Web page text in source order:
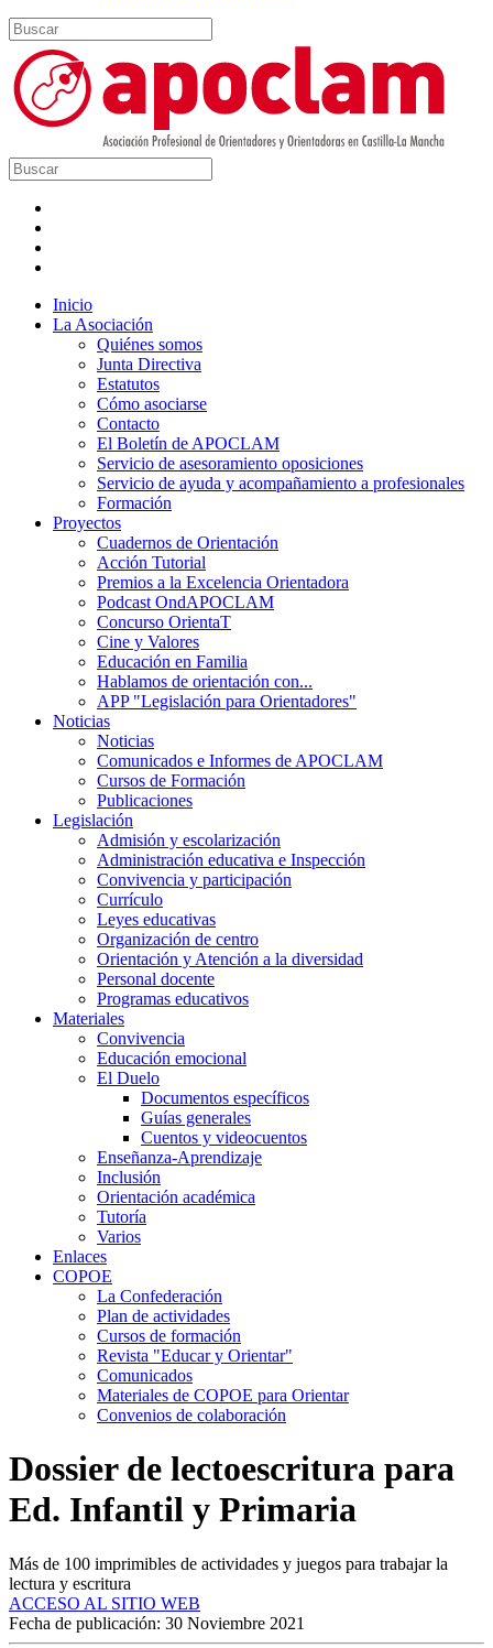
Inicio
La Asociación
Quiénes somos
Junta Directiva
Estatutos
Cómo asociarse
Contacto
El Boletín de APOCLAM
Servicio de asesoramiento oposiciones
Servicio de ayuda y acompañamiento a profesionales
Formación
Proyectos
Cuadernos de Orientación
Acción Tutorial
Premios a la Excelencia Orientadora
Podcast OndAPOCLAM
Concurso OrientaT
Cine y Valores
Educación en Familia
Hablamos de orientación con...
APP "Legislación para Orientadores"
Noticias
Noticias
Comunicados e Informes de APOCLAM
Cursos de Formación
Publicaciones
Legislación
Admisión y escolarización
Administración educativa e Inspección
Convivencia y participación
Currículo
Leyes educativas
Organización de centro
Orientación y Atención a la diversidad
Personal docente
Programas educativos
Materiales
Convivencia
Educación emocional
El Duelo
Documentos específicos
Guías generales
Cuentos y videocuentos
Enseñanza-Aprendizaje
Inclusión
Orientación académica
Tutoría
Varios
Enlaces
COPOE
La Confederación
Plan de actividades
Cursos de formación
Revista "Educar y Orientar"
Comunicados
Materiales de COPOE para Orientar
Convenios de colaboración
Dossier de lectoescritura para
Ed. Infantil y Primaria
Más de 100 imprimibles de actividades y juegos para trabajar la
lectura y escritura
ACCESO AL SITIO WEB
Fecha de publicación: 30 Noviembre 2021